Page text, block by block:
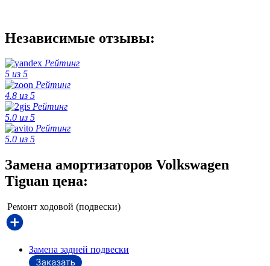
Независимые отзывы:
Рейтинг
5 из 5
Рейтинг
4.8 из 5
Рейтинг
5.0 из 5
Рейтинг
5.0 из 5
Замена амортизаторов Volkswagen
Tiguan цена:
Ремонт ходовой (подвески)
Замена задней подвески